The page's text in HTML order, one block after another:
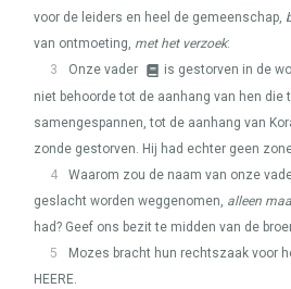
voor de leiders en heel de gemeenschap,
van ontmoeting, met het verzoek:
3
Onze vader is gestorven in de
niet behoorde tot de aanhang van hen die
samengespannen, tot de aanhang van
zonde gestorven. Hij had echter geen
4
Waarom zou de naam van onze
geslacht worden weggenomen, alleen
had? Geef ons bezit te midden van de
5
Mozes bracht hun rechtszaak voor
HEERE.